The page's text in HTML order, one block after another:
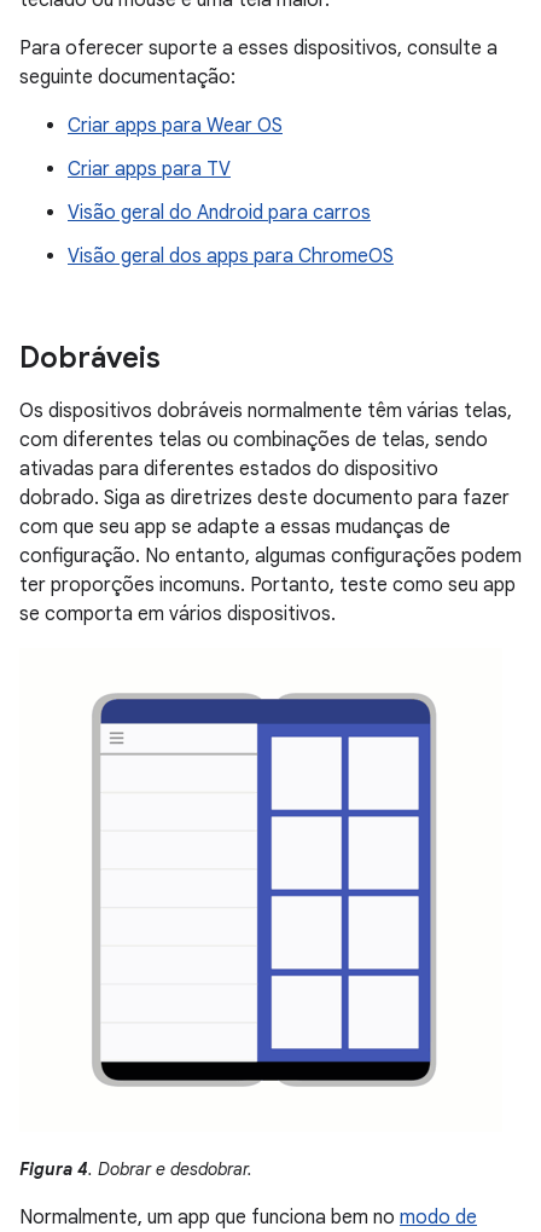
Para oferecer suporte a esses dispositivos, consulte a
seguinte documentação:
Criar apps para Wear OS
Criar apps para TV
Visão geral do Android para carros
Visão geral dos apps para ChromeOS
Dobráveis
Os dispositivos dobráveis normalmente têm várias telas,
com diferentes telas ou combinações de telas, sendo
ativadas para diferentes estados do dispositivo
dobrado. Siga as diretrizes deste documento para fazer
com que seu app se adapte a essas mudanças de
configuração. No entanto, algumas configurações podem
ter proporções incomuns. Portanto, teste como seu app
se comporta em vários dispositivos.
Figura 4. Dobrar e desdobrar.
Normalmente, um app que funciona bem no modo de